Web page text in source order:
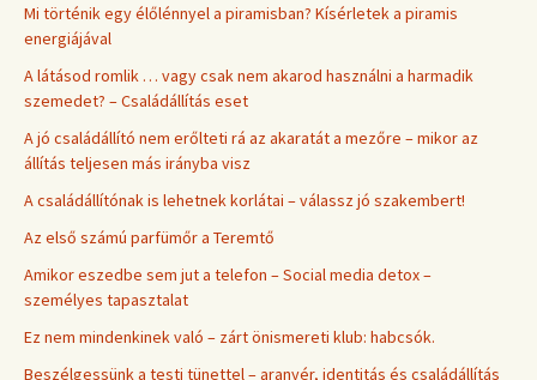
Mi történik egy élőlénnyel a piramisban? Kísérletek a piramis
energiájával
A látásod romlik … vagy csak nem akarod használni a harmadik
szemedet? – Családállítás eset
A jó családállító nem erőlteti rá az akaratát a mezőre – mikor az
állítás teljesen más irányba visz
A családállítónak is lehetnek korlátai – válassz jó szakembert!
Az első számú parfümőr a Teremtő
Amikor eszedbe sem jut a telefon – Social media detox –
személyes tapasztalat
Ez nem mindenkinek való – zárt önismereti klub: habcsók.
Beszélgessünk a testi tünettel – aranyér, identitás és családállítás